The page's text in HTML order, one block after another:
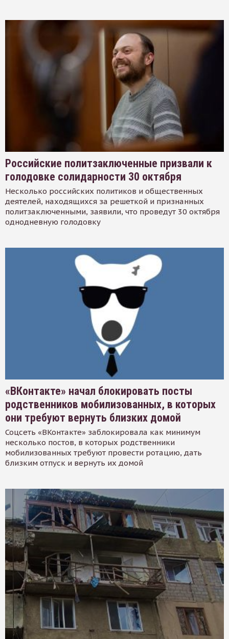
Российские политзаключенные призвали к
голодовке солидарности 30 октября
Несколько российских политиков и общественных
деятелей, находящихся за решеткой и признанных
политзаключенными, заявили, что проведут 30 октября
однодневную голодовку
«ВКонтакте» начал блокировать посты
родственников мобилизованных, в которых
они требуют вернуть близких домой
Соцсеть «ВКонтакте» заблокировала как минимум
несколько постов, в которых родственники
мобилизованных требуют провести ротацию, дать
близким отпуск и вернуть их домой